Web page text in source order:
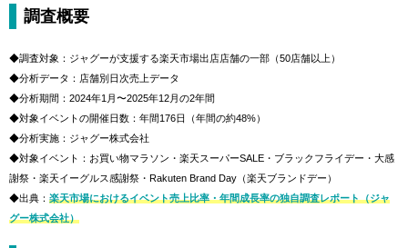
調査概要
◆調査対象：ジャグーが支援する楽天市場出店店舗の一部（50店舗以上）
◆分析データ：店舗別日次売上データ
◆分析期間：2024年1月〜2025年12月の2年間
◆対象イベントの開催日数：年間176日（年間の約48%）
◆分析実施：ジャグー株式会社
◆対象イベント：お買い物マラソン・楽天スーパーSALE・ブラックフライデー・大感
謝祭・楽天イーグルス感謝祭・Rakuten Brand Day（楽天ブランドデー）
◆出典： 楽天市場におけるイベント売上比率・年間成長率の独自調査レポート（ジャ
グー株式会社）